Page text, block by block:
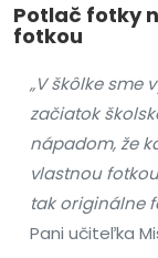
Potlač fotky
fotkou
„V škôlke sme
začiatok
nápadom, že
vlastnou
tak originálne
Pani učiteľka